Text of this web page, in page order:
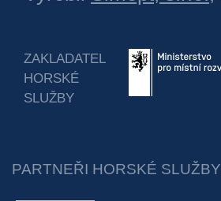
ZAKLADATEL
HORSKÉ
SLUŽBY
PARTNEŘI HORSKÉ SLUŽBY